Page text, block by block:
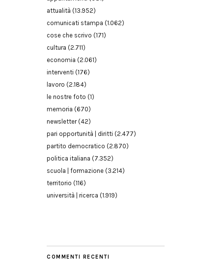
attualità (13.952)
comunicati stampa (1.062)
cose che scrivo (171)
cultura (2.711)
economia (2.061)
interventi (176)
lavoro (2.184)
le nostre foto (1)
memoria (670)
newsletter(42)
pari opportunità | diritti (2.477)
partito democratico (2.870)
politica italiana (7.352)
scuola | formazione (3.214)
territorio (116)
università | ricerca (1.919)
COMMENTI RECENTI